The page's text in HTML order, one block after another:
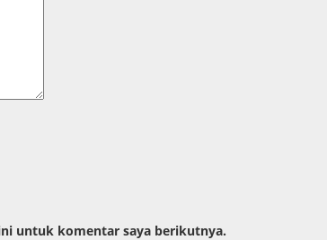
untuk komentar saya berikutnya.